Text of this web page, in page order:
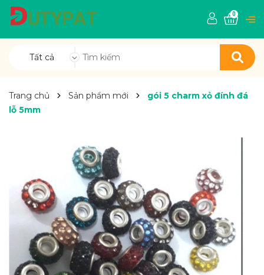
Tất cả
0
Trang chủ Sản phẩm mới
gói 5 charm xỏ đính đá
lỗ 5mm